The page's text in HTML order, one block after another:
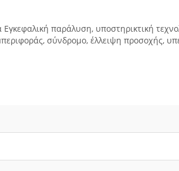
παράλυση, υποστηρικτική
σύνδρομο, έλλειψη προσοχής,